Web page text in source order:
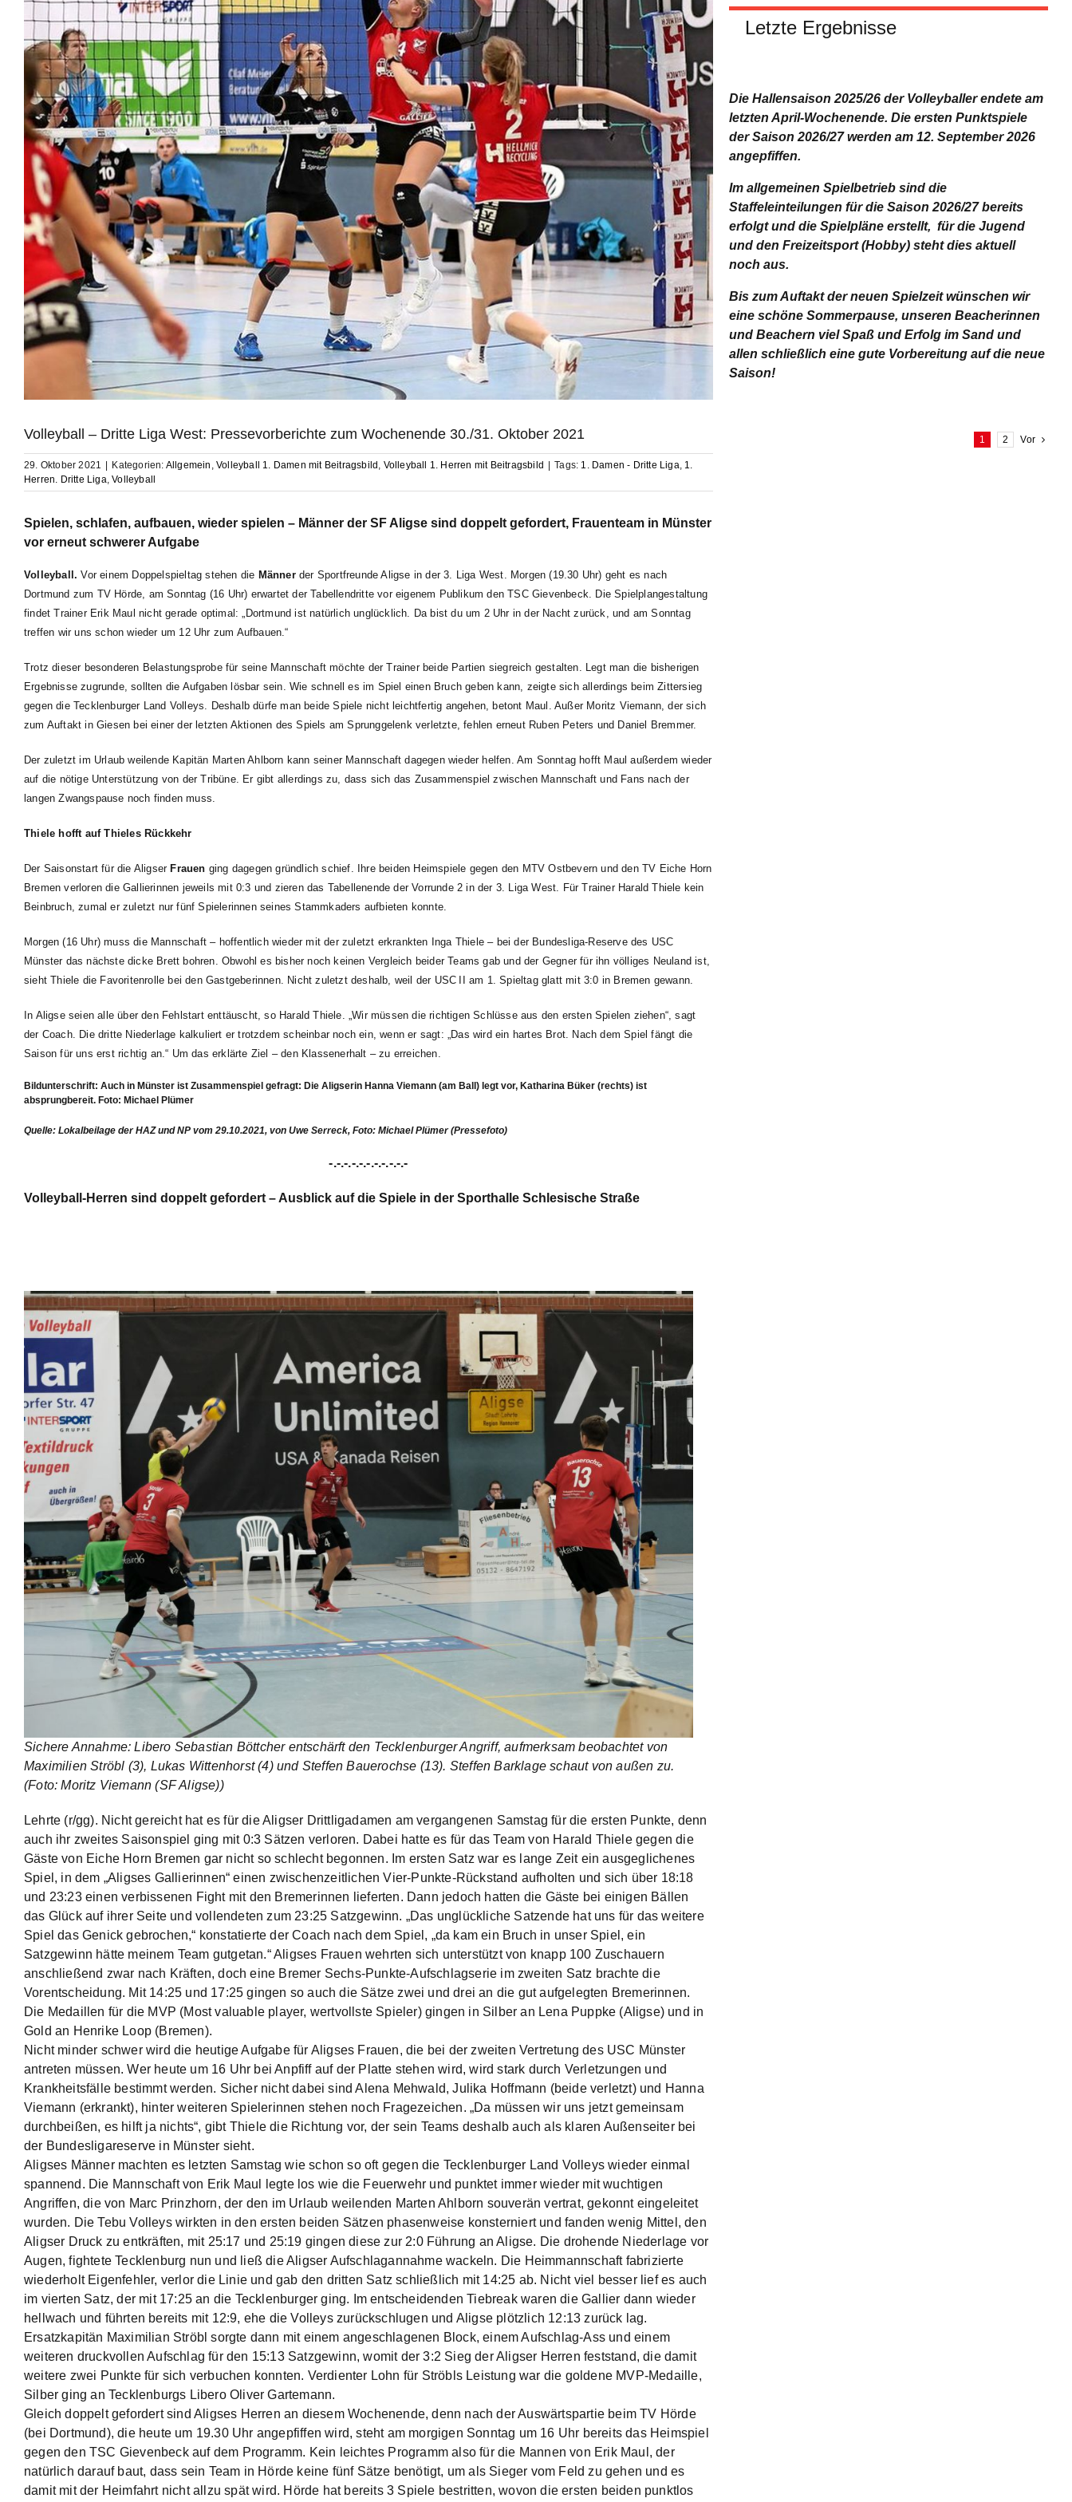
Volleyball – Dritte Liga West: Pressevorberichte zum Wochenende 30./31. Oktober 2021
29. Oktober 2021 | Kategorien: Allgemein ,Volleyball 1. Damen mit Beitragsbild Volleyball 1. Herren mit Beitragsbild | Tags: 1. Damen - Dritte Liga 1.
Herren. Dritte Liga ,Volleyball
Spielen, schlafen, aufbauen, wieder spielen – Männer der SF Aligse sind doppelt gefordert, Frauenteam in Münster
vor erneut schwerer Aufgabe
Volleyball.Vor einem Doppelspieltag stehen die Männerder Sportfreunde Aligse in der 3. Liga West. Morgen (19.30 Uhr) geht es nach
Dortmund zum TV Hörde, am Sonntag (16 Uhr) erwartet der Tabellendritte vor eigenem Publikum den TSC Gievenbeck. Die Spielplangestaltung
findet Trainer Erik Maul nicht gerade optimal: „Dortmund ist natürlich unglücklich. Da bist du um 2 Uhr in der Nacht zurück, und am Sonntag
treffen wir uns schon wieder um 12 Uhr zum Aufbauen.“
Trotz dieser besonderen Belastungsprobe für seine Mannschaft möchte der Trainer beide Partien siegreich gestalten. Legt man die bisherigen
Ergebnisse zugrunde, sollten die Aufgaben lösbar sein. Wie schnell es im Spiel einen Bruch geben kann, zeigte sich allerdings beim Zittersieg
gegen die Tecklenburger Land Volleys. Deshalb dürfe man beide Spiele nicht leichtfertig angehen, betont Maul. Außer Moritz Viemann, der sich
zum Auftakt in Giesen bei einer der letzten Aktionen des Spiels am Sprunggelenk verletzte, fehlen erneut Ruben Peters und Daniel Bremmer.
Der zuletzt im Urlaub weilende Kapitän Marten Ahlborn kann seiner Mannschaft dagegen wieder helfen. Am Sonntag hofft Maul außerdem wieder
auf die nötige Unterstützung von der Tribüne. Er gibt allerdings zu, dass sich das Zusammenspiel zwischen Mannschaft und Fans nach der
langen Zwangspause noch finden muss.
Thiele hofft auf Thieles Rückkehr
Der Saisonstart für die AligserFrauen ging dagegen gründlich schief. Ihre beiden Heimspiele gegen den MTV Ostbevern und den TV Eiche Horn
Bremen verloren die Gallierinnen jeweils mit 0:3 und zieren das Tabellenende der Vorrunde 2 in der 3. Liga West. Für Trainer Harald Thiele kein
Beinbruch, zumal er zuletzt nur fünf Spielerinnen seines Stammkaders aufbieten konnte.
Morgen (16 Uhr) muss die Mannschaft – hoffentlich wieder mit der zuletzt erkrankten Inga Thiele – bei der Bundesliga-Reserve des USC
Münster das nächste dicke Brett bohren. Obwohl es bisher noch keinen Vergleich beider Teams gab und der Gegner für ihn völliges Neuland ist,
sieht Thiele die Favoritenrolle bei den Gastgeberinnen. Nicht zuletzt deshalb, weil der USC II am 1. Spieltag glatt mit 3:0 in Bremen gewann.
In Aligse seien alle über den Fehlstart enttäuscht, so Harald Thiele. „Wir müssen die richtigen Schlüsse aus den ersten Spielen ziehen“, sagt
der Coach. Die dritte Niederlage kalkuliert er trotzdem scheinbar noch ein, wenn er sagt: „Das wird ein hartes Brot. Nach dem Spiel fängt die
Saison für uns erst richtig an.“ Um das erklärte Ziel – den Klassenerhalt – zu erreichen.
Bildunterschrift: Auch in Münster ist Zusammenspiel gefragt: Die Aligserin Hanna Viemann (am Ball) legt vor, Katharina Büker (rechts) ist
absprungbereit. Foto: Michael Plümer
Quelle: Lokalbeilage der HAZ und NP vom 29.10.2021, von Uwe Serreck, Foto: Michael Plümer (Pressefoto)
-.-.-.-.-.-.-.-.-.-.-
Volleyball-Herren sind doppelt gefordert – Ausblick auf die Spiele in der Sporthalle Schlesische Straße
Sichere Annahme: Libero Sebastian Böttcher entschärft den Tecklenburger Angriff, aufmerksam beobachtet von
Maximilien Ströbl (3), Lukas Wittenhorst (4) und Steffen Bauerochse (13). Steffen Barklage schaut von außen zu.
(Foto: Moritz Viemann (SF Aligse))
Lehrte (r/gg). Nicht gereicht hat es für die Aligser Drittligadamen am vergangenen Samstag für die ersten Punkte, denn
auch ihr zweites Saisonspiel ging mit 0:3 Sätzen verloren. Dabei hatte es für das Team von Harald Thiele gegen die
Gäste von Eiche Horn Bremen gar nicht so schlecht begonnen. Im ersten Satz war es lange Zeit ein ausgeglichenes
Spiel, in dem „Aligses Gallierinnen“ einen zwischenzeitlichen Vier-Punkte-Rückstand aufholten und sich über 18:18
und 23:23 einen verbissenen Fight mit den Bremerinnen lieferten. Dann jedoch hatten die Gäste bei einigen Bällen
das Glück auf ihrer Seite und vollendeten zum 23:25 Satzgewinn. „Das unglückliche Satzende hat uns für das weitere
Spiel das Genick gebrochen,“ konstatierte der Coach nach dem Spiel, „da kam ein Bruch in unser Spiel, ein
Satzgewinn hätte meinem Team gutgetan.“ Aligses Frauen wehrten sich unterstützt von knapp 100 Zuschauern
anschließend zwar nach Kräften, doch eine Bremer Sechs-Punkte-Aufschlagserie im zweiten Satz brachte die
Vorentscheidung. Mit 14:25 und 17:25 gingen so auch die Sätze zwei und drei an die gut aufgelegten Bremerinnen.
Die Medaillen für die MVP (Most valuable player, wertvollste Spieler) gingen in Silber an Lena Puppke (Aligse) und in
Gold an Henrike Loop (Bremen).
Nicht minder schwer wird die heutige Aufgabe für Aligses Frauen, die bei der zweiten Vertretung des USC Münster
antreten müssen. Wer heute um 16 Uhr bei Anpfiff auf der Platte stehen wird, wird stark durch Verletzungen und
Krankheitsfälle bestimmt werden. Sicher nicht dabei sind Alena Mehwald, Julika Hoffmann (beide verletzt) und Hanna
Viemann (erkrankt), hinter weiteren Spielerinnen stehen noch Fragezeichen. „Da müssen wir uns jetzt gemeinsam
durchbeißen, es hilft ja nichts“, gibt Thiele die Richtung vor, der sein Teams deshalb auch als klaren Außenseiter bei
der Bundesligareserve in Münster sieht.
Aligses Männer machten es letzten Samstag wie schon so oft gegen die Tecklenburger Land Volleys wieder einmal
spannend. Die Mannschaft von Erik Maul legte los wie die Feuerwehr und punktet immer wieder mit wuchtigen
Angriffen, die von Marc Prinzhorn, der den im Urlaub weilenden Marten Ahlborn souverän vertrat, gekonnt eingeleitet
wurden. Die Tebu Volleys wirkten in den ersten beiden Sätzen phasenweise konsterniert und fanden wenig Mittel, den
Aligser Druck zu entkräften, mit 25:17 und 25:19 gingen diese zur 2:0 Führung an Aligse. Die drohende Niederlage vor
Augen, fightete Tecklenburg nun und ließ die Aligser Aufschlagannahme wackeln. Die Heimmannschaft fabrizierte
wiederholt Eigenfehler, verlor die Linie und gab den dritten Satz schließlich mit 14:25 ab. Nicht viel besser lief es auch
im vierten Satz, der mit 17:25 an die Tecklenburger ging. Im entscheidenden Tiebreak waren die Gallier dann wieder
hellwach und führten bereits mit 12:9, ehe die Volleys zurückschlugen und Aligse plötzlich 12:13 zurück lag.
Ersatzkapitän Maximilian Ströbl sorgte dann mit einem angeschlagenen Block, einem Aufschlag-Ass und einem
weiteren druckvollen Aufschlag für den 15:13 Satzgewinn, womit der 3:2 Sieg der Aligser Herren feststand, die damit
weitere zwei Punkte für sich verbuchen konnten. Verdienter Lohn für Ströbls Leistung war die goldene MVP-Medaille,
Silber ging an Tecklenburgs Libero Oliver Gartemann.
Gleich doppelt gefordert sind Aligses Herren an diesem Wochenende, denn nach der Auswärtspartie beim TV Hörde
(bei Dortmund), die heute um 19.30 Uhr angepfiffen wird, steht am morgigen Sonntag um 16 Uhr bereits das Heimspiel
gegen den TSC Gievenbeck auf dem Programm. Kein leichtes Programm also für die Mannen von Erik Maul, der
natürlich darauf baut, dass sein Team in Hörde keine fünf Sätze benötigt, um als Sieger vom Feld zu gehen und es
damit mit der Heimfahrt nicht allzu spät wird. Hörde hat bereits 3 Spiele bestritten, wovon die ersten beiden punktlos
Letzte Ergebnisse
Die Hallensaison 2025/26 der Volleyballer endete am
letzten April-Wochenende. Die ersten Punktspiele
der Saison 2026/27 werden am 12. September 2026
angepfiffen.
Im allgemeinen Spielbetrieb sind die
Staffeleinteilungen für die Saison 2026/27 bereits
erfolgt und die Spielpläne erstellt, für die Jugend
und den Freizeitsport (Hobby) steht dies aktuell
noch aus.
Bis zum Auftakt der neuen Spielzeit wünschen wir
eine schöne Sommerpause, unseren Beacherinnen
und Beachern viel Spaß und Erfolg im Sand und
allen schließlich eine gute Vorbereitung auf die neue
Saison!
1 2 Vor